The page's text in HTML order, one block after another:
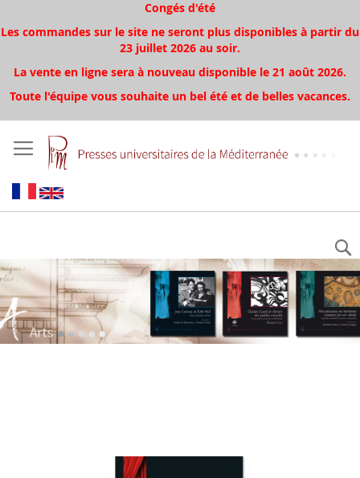
Congés d'été
Les commandes sur le site ne seront plus disponibles à partir du
23 juillet 2026 au soir.
La vente en ligne sera à nouveau disponible le 21 août 2026.
Toute l'équipe vous souhaite un bel été et de belles vacances.